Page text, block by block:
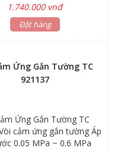
nhà hàng, bệnh viện,
học,...mang đến sự sang
1.740.000 vnđ
Đặt hàng
Ứng Gắn Tường TC
921137
Ứng Gắn Tường TC
cảm ứng gắn tường Áp
0.05 MPa ~ 0.6 MPa